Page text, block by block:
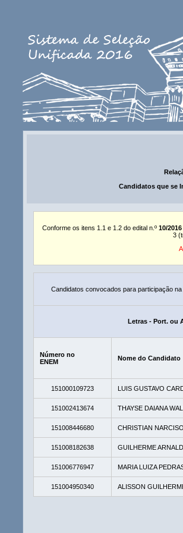
Candidatos que se
Conforme os itens 1.1 e 1.2 do edital n.º 10/
3
Candidatos convocados para participação
Letras - Port. ou
Número no
ENEM
Nome do Candidato
151000109723 LUIS GUSTAVO
151002413674 THAYSE DAIANA
151008446680 CHRISTIAN
151008182638 GUILHERME
151006776947 MARIA LUIZA
151004950340 ALISSON